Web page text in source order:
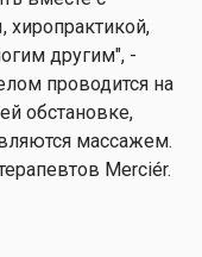
хиропрактикой,
другим", -
проводится на
обстановке,
массажем.
Merciér.